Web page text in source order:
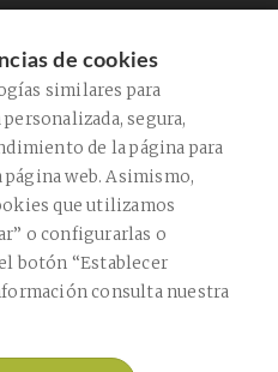
comerciales
aplican la Política de Privacidadde
de cookies
similares para
segura,
de la página para
web. Asimismo,
que utilizamos
o configurarlas o
botón “Establecer
consulta nuestra